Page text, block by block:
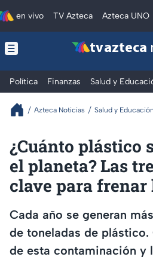
en vivo TV Azteca Azteca UNO
tv azteca
Política Finanzas Salud y
Azteca Noticias Salud y Educación
¿Cuánto plástico
el planeta? Las
clave para
Cada año se generan
de toneladas de
de esta contaminación y